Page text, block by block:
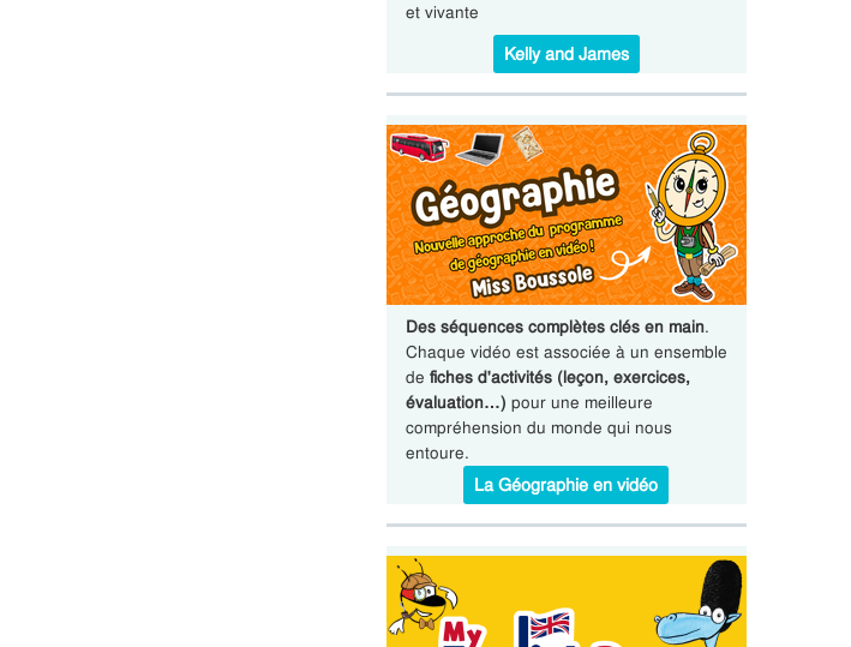
et vivante
Kelly and James
Des séquences complètes clés en main.
Chaque vidéo est associée à un ensemble
de fiches d'activités (leçon, exercices,
évaluation…) pour une meilleure
compréhension du monde qui nous
entoure.
La Géographie en vidéo